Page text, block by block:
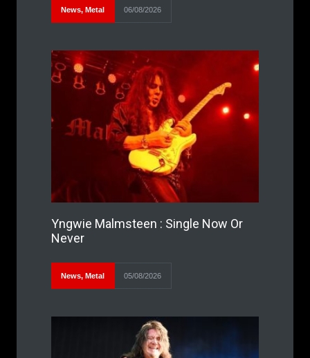
News, Metal 06/08/2026
Yngwie Malmsteen : Single Now Or
Never
News, Metal 05/08/2026